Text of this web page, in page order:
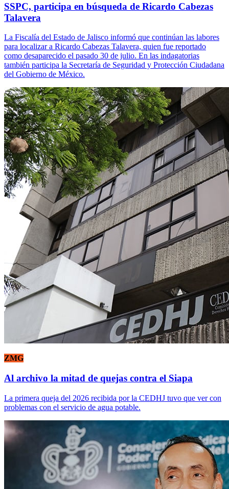
SSPC, participa en búsqueda de Ricardo Cabezas
Talavera
La Fiscalía del Estado de Jalisco informó que continúan las labores
para localizar a Ricardo Cabezas Talavera, quien fue reportado
como desaparecido el pasado 30 de julio. En las indagatorias
también participa la Secretaría de Seguridad y Protección Ciudadana
del Gobierno de México.
ZMG
Al archivo la mitad de quejas contra el Siapa
La primera queja del 2026 recibida por la CEDHJ tuvo que ver con
problemas con el servicio de agua potable.